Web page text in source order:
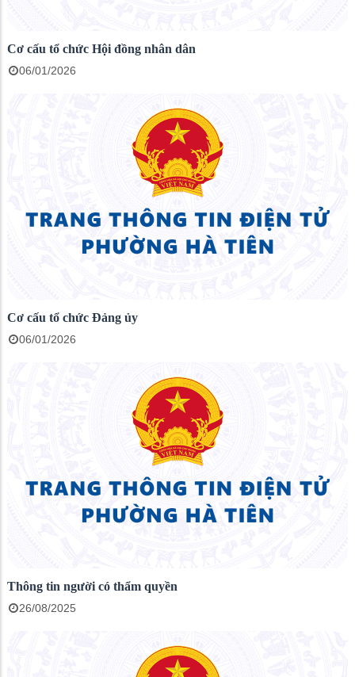
Cơ cấu tổ chức Hội đồng nhân dân
06/01/2026
Cơ cấu tổ chức Đảng ủy
06/01/2026
Thông tin người có thẩm quyền
26/08/2025